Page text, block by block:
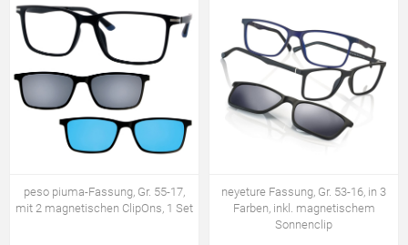
peso piuma-Fassung, Gr. 55-17,
mit 2 magnetischen ClipOns, 1 Set
neyeture Fassung, Gr. 53-16, in 3
Farben, inkl. magnetischem
Sonnenclip